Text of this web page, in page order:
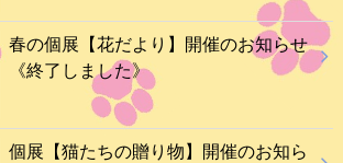
春の個展【花だより】開催のお知らせ
《終了しました》
個展【猫たちの贈り物】開催のお知ら